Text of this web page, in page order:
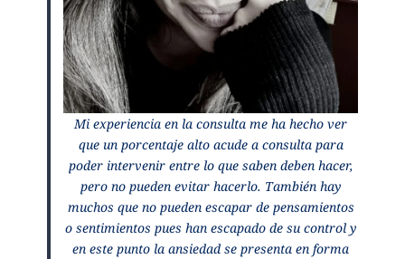
Mi experiencia en la consulta me ha hecho ver
que un porcentaje alto acude a consulta para
poder intervenir entre lo que saben deben hacer,
pero no pueden evitar hacerlo. También hay
muchos que no pueden escapar de pensamientos
o sentimientos pues han escapado de su control y
en este punto la ansiedad se presenta en forma